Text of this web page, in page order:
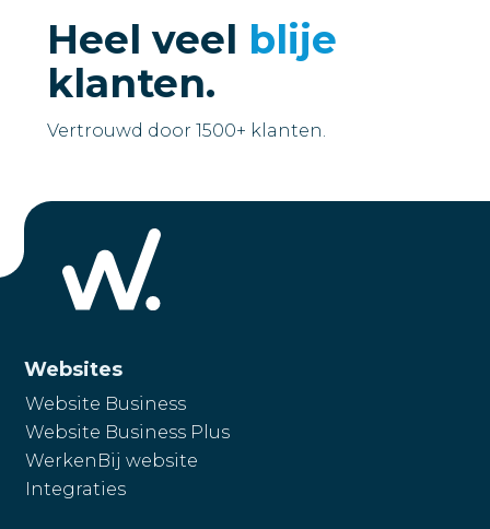
Heel veel blije
klanten.
Vertrouwd door 1500+ klanten.
Websites
Website Business
Website Business Plus
WerkenBij website
Integraties